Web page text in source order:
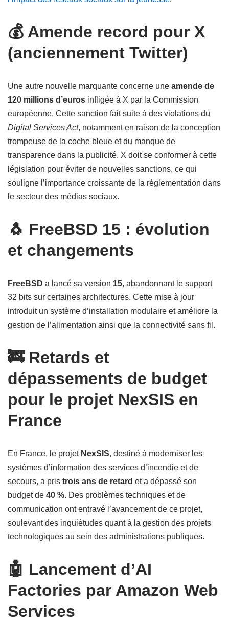
💰 Amende record pour X
(anciennement Twitter)
Une autre nouvelle marquante concerne une amende de
120 millions d’euros infligée à X par la Commission
européenne. Cette sanction fait suite à des violations du
Digital Services Act, notamment en raison de la conception
trompeuse de la coche bleue et du manque de
transparence dans la publicité. X doit se conformer à cette
législation pour éviter de nouvelles sanctions, ce qui
souligne l’importance croissante de la réglementation dans
le secteur des médias sociaux.
🐧 FreeBSD 15 : évolution
et changements
FreeBSD a lancé sa version 15, abandonnant le support
32 bits sur certaines architectures. Cette mise à jour
introduit un système d’installation modulaire et améliore la
gestion de l’alimentation ainsi que la connectivité sans fil.
🚒 Retards et
dépassements de budget
pour le projet NexSIS en
France
En France, le projet NexSIS, destiné à moderniser les
systèmes d’information des services d’incendie et de
secours, a pris trois ans de retard et a dépassé son
budget de 40 %. Des problèmes techniques et de
communication ont entravé l’avancement de ce projet,
soulevant des inquiétudes quant à la gestion des projets
technologiques au sein des administrations publiques.
🤖 Lancement d’AI
Factories par Amazon Web
Services